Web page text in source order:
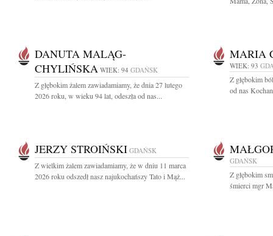
DANUTA MALĄG-
CHYLIŃSKA WIEK: 94 GDAŃSK
Z głębokim żalem zawiadamiamy, że dnia 27 lutego
2026 roku, w wieku 94 lat, odeszła od nas...
MARIA
WIEK: 93
Z głębokim
od nas
JERZY STROIŃSKI GDAŃSK
Z wielkim żalem zawiadamiamy, że w dniu 11 marca
2026 roku odszedł nasz najukochańszy Tato i Mąż...
GDAŃSK
Z głębokim
śmierci mgr